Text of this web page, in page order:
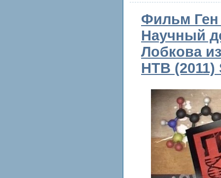
Фильм Ген
Научный
Лобкова
НТВ (2011)